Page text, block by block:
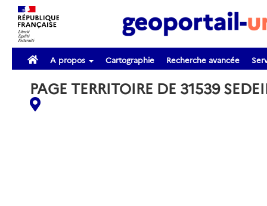
A propos Cartographie Recherche avancée
PAGE TERRITOIRE DE 31539